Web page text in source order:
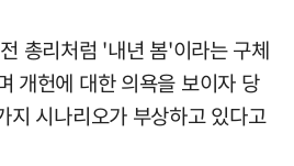
총리처럼 '내년 봄'이라는 구체
개헌에 대한 의욕을 보이자 당
지 시나리오가 부상하고 있다고